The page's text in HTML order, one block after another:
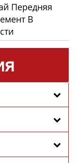
Передняя
В